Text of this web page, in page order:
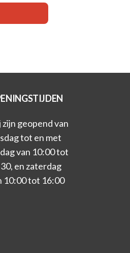
zijn geopend van
tot en met
van 10:00 tot
en zaterdag
10:00 tot 16:00